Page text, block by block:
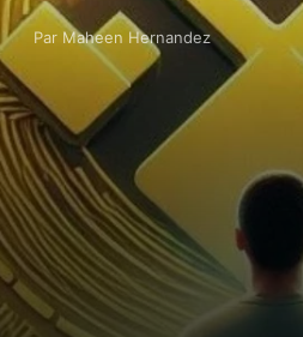
Par Maheen Hernandez